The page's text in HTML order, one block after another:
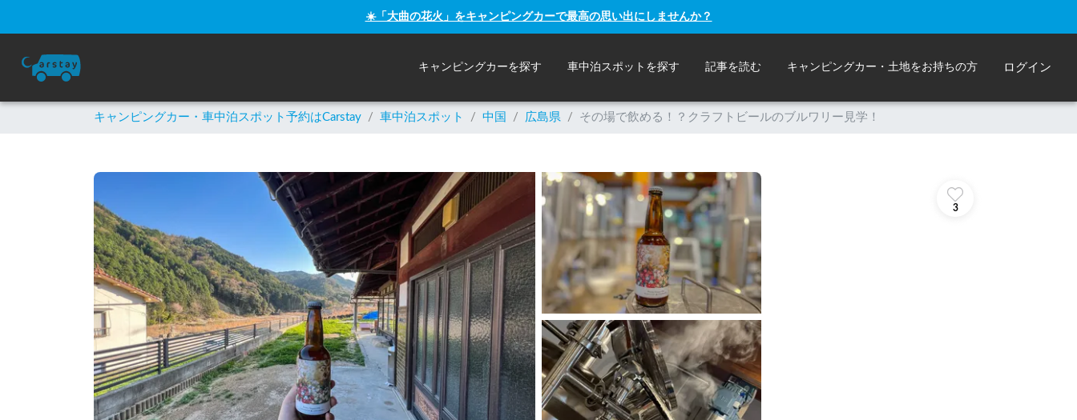
☀️「大曲の花火」をキャンピングカーで最高の思い出にしませんか？
キャンピングカーを探す 車中泊スポットを探す 記事を読む キャンピングカー・土地をお持ちの方 ログイン
キャンピングカー・車中泊スポット予約はCarstay / 車中泊スポット / 中国 / 広島県 / その場で飲める！？クラフトビールのブルワリー見学！
3